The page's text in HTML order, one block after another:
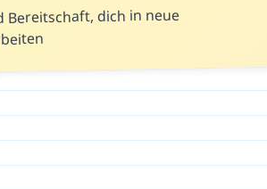
Bereitschaft, dich in neue